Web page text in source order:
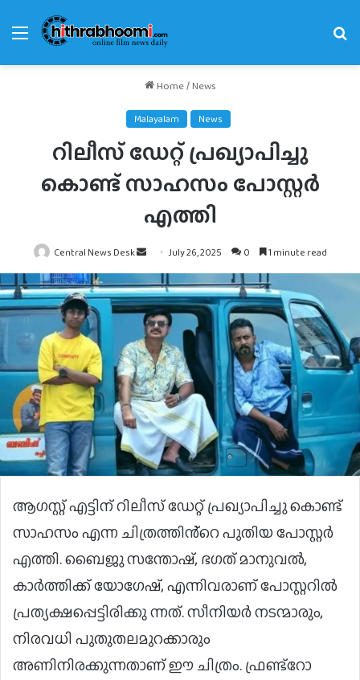
Menu
Home/News
Malayalam News
റിലീസ് ഡേറ്റ് പ്രഖ്യാപിച്ചു
കൊണ്ട് സാഹസം പോസ്റ്റർ
എത്തി
Central News Desk
Send
an
email
July 26, 2025 0 1 minute read
ആഗസ്റ്റ് എട്ടിന് റിലീസ് ഡേറ്റ് പ്രഖ്യാപിച്ചു കൊണ്ട്
സാഹസം എന്ന ചിത്രത്തിൻ്റെ പുതിയ പോസ്റ്റർ
എത്തി. ബൈജു സന്തോഷ്, ഭഗത് മാനുവൽ,
കാർത്തിക്ക് യോഗേഷ്, എന്നിവരാണ് പോസ്റ്ററിൽ
പ്രത്യക്ഷപ്പെട്ടിരിക്കു ന്നത്. സീനിയർ നടന്മാരും,
നിരവധി പുതുതലമുറക്കാരും
അണിനിരക്കുന്നതാണ് ഈ ചിത്രം. ഫ്രണ്ട്റോ